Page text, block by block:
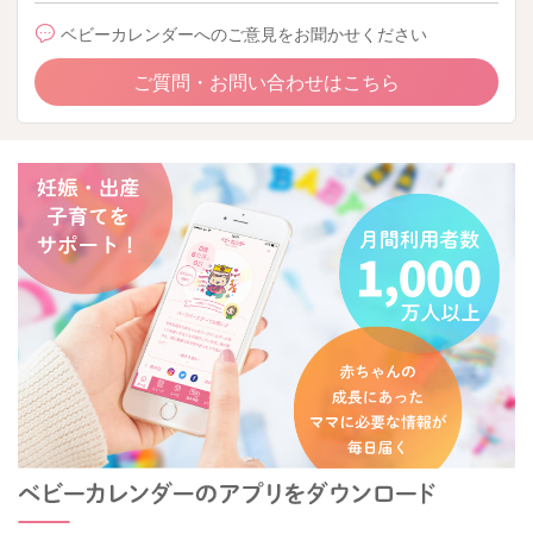
ベビーカレンダーへのご意見をお聞かせください
ご質問・お問い合わせはこちら